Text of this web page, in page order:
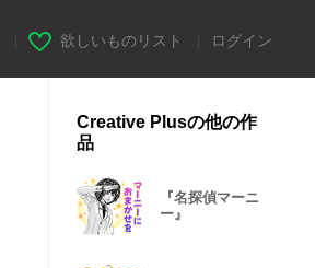
欲しいものリスト ログイン
Creative Plusの他の作
品
『名探偵マーニ
ー』